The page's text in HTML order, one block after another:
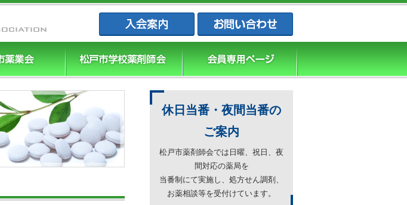
まつやく｜松戸市薬剤師会・松戸市薬業会・松戸
休日当番・夜間当番の
ご案内
松戸市薬剤師会では日曜、祝日、夜
間対応の薬局を
当番制にて実施し、処方せん調剤、
お薬相談等を受付けています。